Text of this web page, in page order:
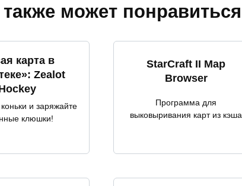
может понравиться
карта в
Zealot
и заряжайте
клюшки!
StarCraft II Map
Browser
Программа для
выковыривания карт из кэша